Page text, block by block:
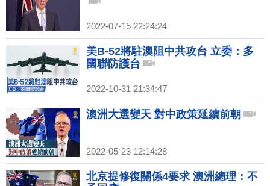
2022-07-15 22:24:24
美B-52將駐澳阻中共攻台 立委：多
國聯防護台
2022-10-31 21:34:47
澳洲大選變天 對中政策延續前朝
2022-05-23 12:14:28
北京提修復關係4要求 澳洲總理：不